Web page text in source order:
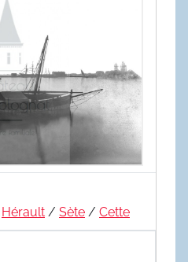
Hérault / Sète / Cette